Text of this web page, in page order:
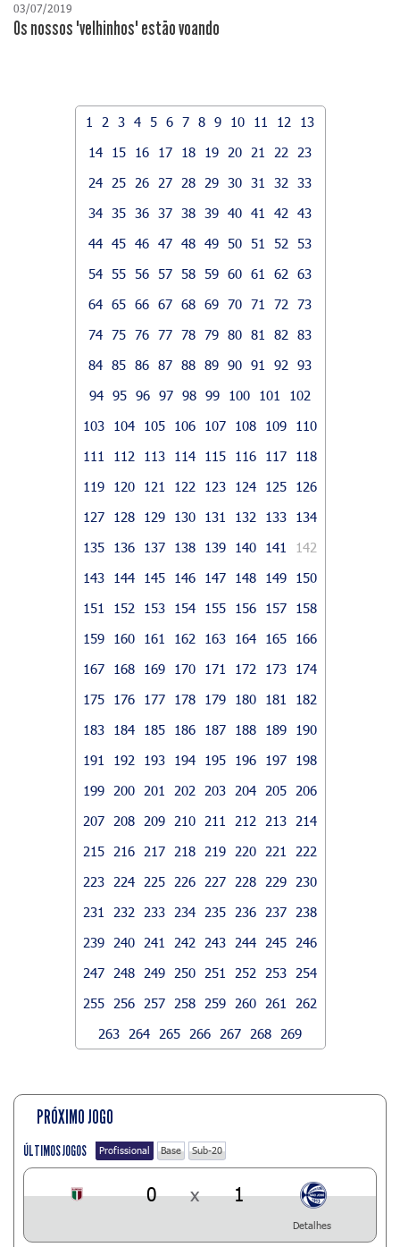
03/07/2019
Os nossos "velhinhos" estão voando
1 2 3 4 5 6 7 8 9 10 11 12
13
14
15 16 17 18 19 20 21 22
23
24
25 26 27 28 29 30 31 32
33
34 35 36 37 38 39 40 41 42
43
44 45 46 47 48 49 50 51 52
53
54 55 56 57 58 59 60 61 62
63
64 65 66 67 68 69 70 71 72
73
74 75 76 77 78 79 80 81 82
83
84 85 86 87 88 89 90 91 92
93
94 95 96 97 98 99 100 101
102
103
104 105 106 107 108 109
110
111
112 113 114 115 116 117
118
119
120 121 122 123 124 125
126
127
128 129 130 131 132 133
134
135
136 137 138 139 140 141
142
143
144 145 146 147 148 149
150
151
152 153 154 155 156 157
158
159
160 161 162 163 164 165
166
167
168 169 170 171 172 173
174
175
176 177 178 179 180 181
182
183
184 185 186 187 188 189
190
191
192 193 194 195 196 197
198
199
200 201 202 203 204 205
206
207
208 209 210 211 212 213
214
215
216 217 218 219 220 221
222
223
224 225 226 227 228 229
230
231
232 233 234 235 236 237
238
239
240 241 242 243 244 245
246
247
248 249 250 251 252 253
254
255
256 257 258 259 260 261
262
263
264 265 266 267 268 269
PRÓXIMO JOGO
ÚLTIMOS JOGOS Profissional Base Sub-20
0 x 1
Detalhes